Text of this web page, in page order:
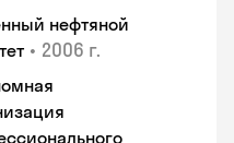
нефтяной
• 2006 г.